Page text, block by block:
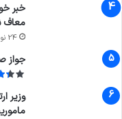
خبر
معاف
24 نوامبر 2024
جواز
وزیر